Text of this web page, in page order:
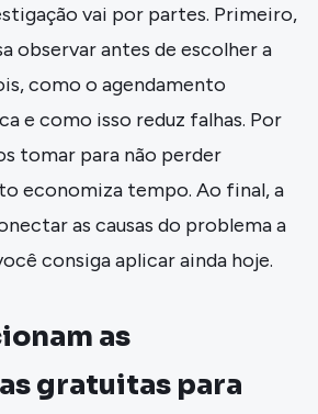
vai por partes. Primeiro,
observar antes de escolher a
como o agendamento
e como isso reduz falhas. Por
tomar para não perder
economiza tempo. Ao final, a
as causas do problema a
consiga aplicar ainda hoje.
as
gratuitas para